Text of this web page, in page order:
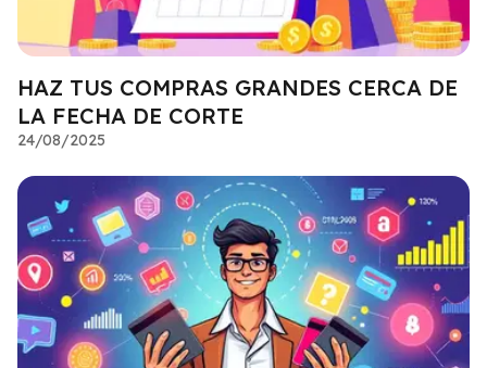
HAZ TUS COMPRAS GRANDES CERCA DE
LA FECHA DE CORTE
24/08/2025